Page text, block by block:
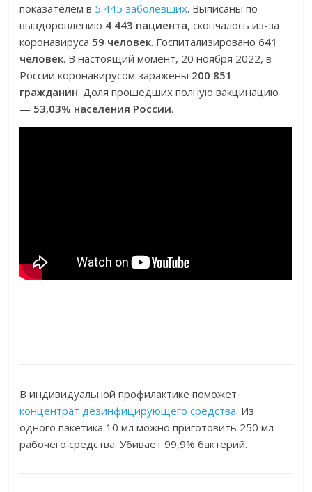
показателем в 5 445 заболевших. Выписаны по
выздоровлению 4 443 пациента, скончалось из-за
коронавируса 59 человек. Госпитализировано 641
человек. В настоящий момент, 20 ноября 2022, в
России коронавирусом заражены 200 851
гражданин. Доля прошедших полную вакцинацию
— 53,03% населения России.
В индивидуальной профилактике поможет
концентрат дезинфицирующего средства. Из
одного пакетика 10 мл можно приготовить 250 мл
рабочего средства. Убивает 99,9% бактерий.